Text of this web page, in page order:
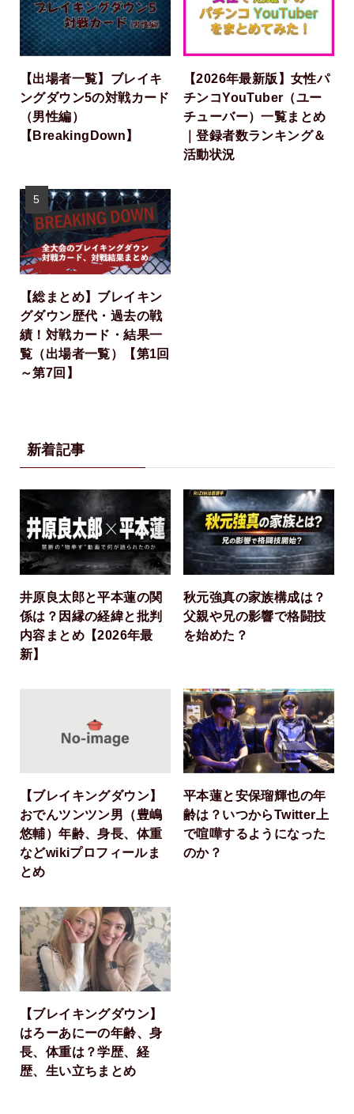
【出場者一覧】ブレイキ
ングダウン5の対戦カード
（男性編）
【BreakingDown】
【2026年最新版】女性パ
チンコYouTuber（ユー
チューバー）一覧まとめ
｜登録者数ランキング＆
活動状況
【総まとめ】ブレイキン
グダウン歴代・過去の戦
績！対戦カード・結果一
覧（出場者一覧）【第1回
～第7回】
新着記事
井原良太郎と平本蓮の関
係は？因縁の経緯と批判
内容まとめ【2026年最
新】
秋元強真の家族構成は？
父親や兄の影響で格闘技
を始めた？
【ブレイキングダウン】
おでんツンツン男（豊嶋
悠輔）年齢、身長、体重
などwikiプロフィールま
とめ
平本蓮と安保瑠輝也の年
齢は？いつからTwitter上
で喧嘩するようになった
のか？
【ブレイキングダウン】
はろーあにーの年齢、身
長、体重は？学歴、経
歴、生い立ちまとめ